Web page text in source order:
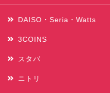
DAISO・Seria・Watts
3COINS
スタバ
ニトリ